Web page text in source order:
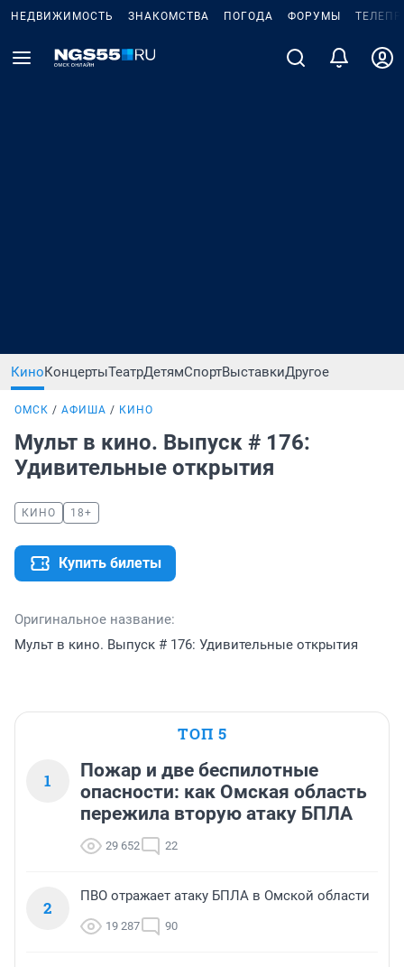
НЕДВИЖИМОСТЬ ЗНАКОМСТВА ПОГОДА ФОРУМЫ
КиноКонцертыТеатрДетямСпортВыставкиДругое
ОМСК АФИША КИНО
Мульт в кино. Выпуск # 176:
Удивительные открытия
КИНО 18+
Купить билеты
Оригинальное название:
Мульт в кино. Выпуск # 176: Удивительные открытия
ТОП 5
1
Пожар и две беспилотные
опасности: как Омская область
пережила вторую атаку БПЛА
29 652 22
2
ПВО отражает атаку БПЛА в Омской области
19 287 90